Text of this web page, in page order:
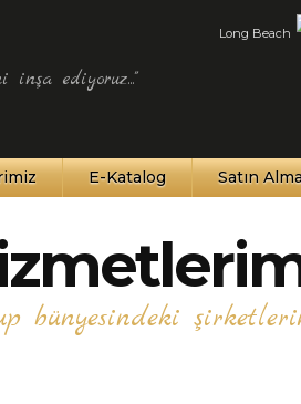
inşa ediyoruz..."
Long Beach
E-Katalog Satın
bünyesindeki